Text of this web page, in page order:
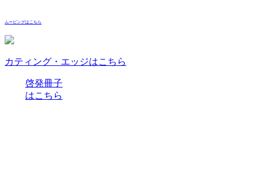
ムービングはこちら
カティング・エッジはこちら
啓発冊子
はこちら